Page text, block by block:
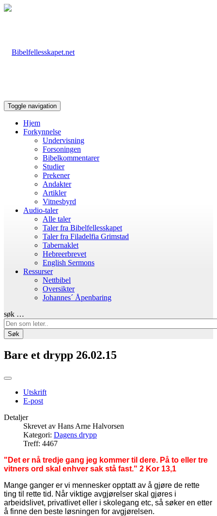
Toggle navigation
Hjem
Forkynnelse
Undervisning
Forsoningen
Bibelkommentarer
Studier
Prekener
Andakter
Artikler
Vitnesbyrd
Audio-taler
Alle taler
Taler fra Bibelfellesskapet
Taler fra Filadelfia Grimstad
Tabernaklet
Hebreerbrevet
English Sermons
Ressurser
Nettbibel
Oversikter
Johannes´ Åpenbaring
søk …
Søk
Bare et drypp 26.02.15
Utskrift
E-post
Detaljer
Skrevet av Hans Arne Halvorsen
Kategori: Dagens drypp
Treff: 4467
"Det er nå tredje gang jeg kommer til dere. På to eller tre
vitners ord skal enhver sak stå fast." 2 Kor 13,1
Mange ganger er vi mennesker opptatt av å gjøre de rette
ting til rette tid. Når viktige avgjørelser skal gjøres i
arbeidslivet, privatlivet eller i skolegang etc, så søker en etter
å finne den beste løsningen for avgjørelsen.